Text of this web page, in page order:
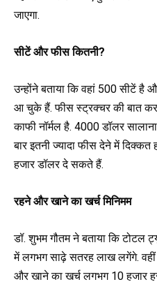
जाएगा.
सीटें और फीस कितनी?
उन्होंने बताया कि वहां 500 सीटें
आ चुके हैं. फीस स्ट्रक्चर की बात
काफी नॉर्मल है. 4000 डॉलर
बार इतनी ज्यादा फीस देने में दिक्कत
हजार डॉलर दे सकते हैं.
रहने और खाने का खर्च मिनिमम
डॉ. शुभम गौतम ने बताया कि टोटल
में लगभग साढ़े सतरह लाख लगेंगे. वहीं
और खाने का खर्च लगभग 10 हजार हर